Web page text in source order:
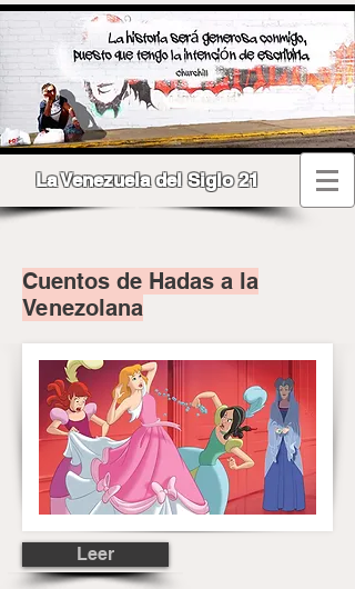
La Venezuela del Siglo 21
Cuentos de Hadas a la
Venezolana
Leer